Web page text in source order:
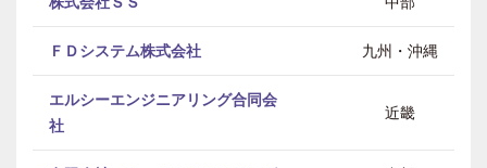
ＦＤシステム株式会社 九州・沖縄
エルシーエンジニアリング合同会
社
近畿